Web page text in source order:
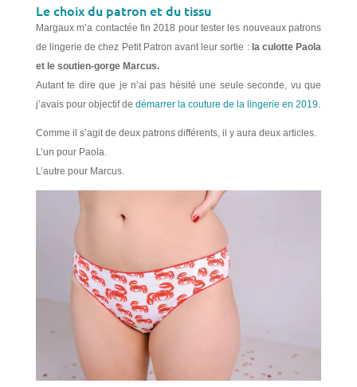
Le choix du patron et du tissu
Margaux m’a contactée fin 2018 pour tester les nouveaux patrons
de lingerie de chez Petit Patron avant leur sortie : la culotte Paola
et le soutien-gorge Marcus.
Autant te dire que je n’ai pas hésité une seule seconde, vu que
j’avais pour objectif de démarrer la couture de la lingerie en 2019.
Comme il s’agit de deux patrons différents, il y aura deux articles.
L’un pour Paola.
L’autre pour Marcus.